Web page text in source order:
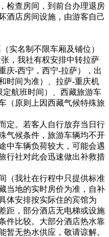
检查房间，到前台办理退房
酒店房间设施，由游客自己
实名制不限车厢及铺位）
，我社有权安排中转拉萨
庆-西宁，西宁-拉萨），出
时间为准）、拉萨-重庆机
航班时间）、西藏旅游车
（原则上因西藏气候特殊旅
定。若客人自行放弃当日行
气候条件，旅游车辆均不开
中车辆负荷较大，可能会遇
行社对此会迅速做出补救措
（我社在行程中只提供标准
当地的实时房价为准，自补
体安排按实际住的宾馆为
距，部分酒店无电梯或设施
件比较。大部分酒店热水靠
暂无热水供应，敬请谅解。